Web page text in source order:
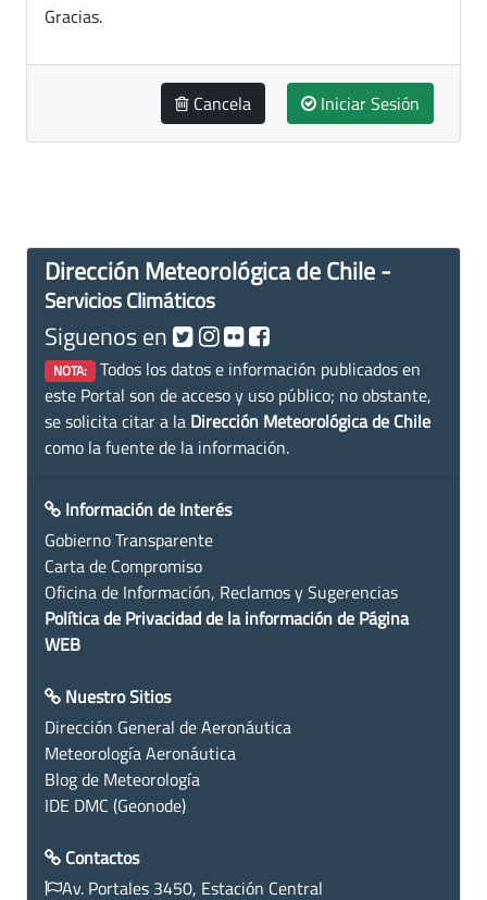
Gracias.
Cancela Iniciar Sesión
Dirección Meteorológica de Chile -
Servicios Climáticos
Siguenos en
NOTA: Todos los datos e información publicados en
este Portal son de acceso y uso público; no obstante,
se solicita citar a la Dirección Meteorológica de Chile
como la fuente de la información.
Información de Interés
Gobierno Transparente
Carta de Compromiso
Oficina de Información, Reclamos y Sugerencias
Política de Privacidad de la información de Página
WEB
Nuestro Sitios
Dirección General de Aeronáutica
Meteorología Aeronáutica
Blog de Meteorología
IDE DMC (Geonode)
Contactos
Av. Portales 3450, Estación Central